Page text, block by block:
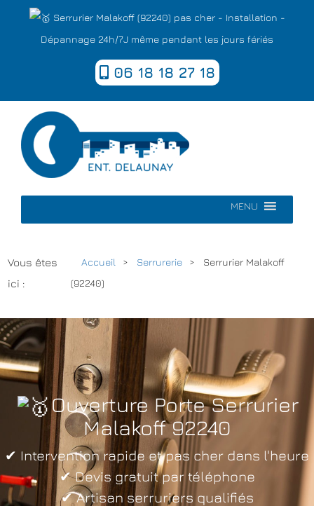
Serrurier Malakoff (92240) pas cher - Installation -
Dépannage 24h/7J même pendant les jours fériés
06 18 18 27 18
MENU
Vous êtes
ici :
Accueil Serrurerie
Serrurier Malakoff
(92240)
Ouverture Porte Serrurier
Malakoff 92240
✔ Intervention rapide et pas cher dans l'heure
✔ Devis gratuit par téléphone
✔ Artisan serruriers qualifiés